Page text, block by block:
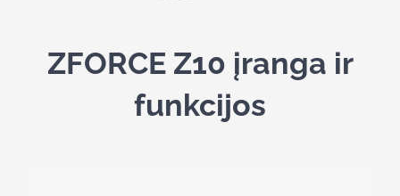
ZFORCE Z10 įranga ir
funkcijos